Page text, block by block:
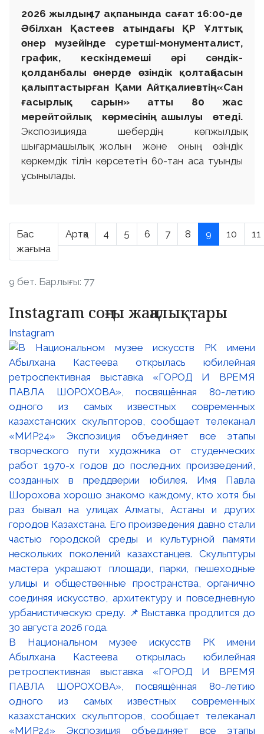
2026 жылдың 17 ақпанында сағат 16:00-де
Әбілхан Қастеев атындағы ҚР Ұлттық
өнер музейінде суретші-монументалист,
график, кескіндемеші әрі сәндік-
қолданбалы өнерде өзіндік қолтаңбасын
қалыптастырған Қами Айтқалиевтің «Сан
ғасырлық сарын» атты 80 жас
мерейтойлық көрмесінің ашылуы өтеді.
Экспозицияда шебердің көпжылдық
шығармашылық жолын және оның өзіндік
көркемдік тілін көрсететін 60-тан аса туынды
ұсынылады.
Бас
жағына
Артқа 4 5 6 7 8 9 10 11
9 бет. Барлығы: 77
Instagram соңғы жаңалықтары
Instagram
В Национальном музее искусств РК имени
Абылхана Кастеева открылась юбилейная
ретроспективная выставка «ГОРОД И ВРЕМЯ
ПАВЛА ШОРОХОВА», посвящённая 80-летию
одного из самых известных современных
казахстанских скульпторов, сообщает телеканал
«МИР24» Экспозиция объединяет все этапы